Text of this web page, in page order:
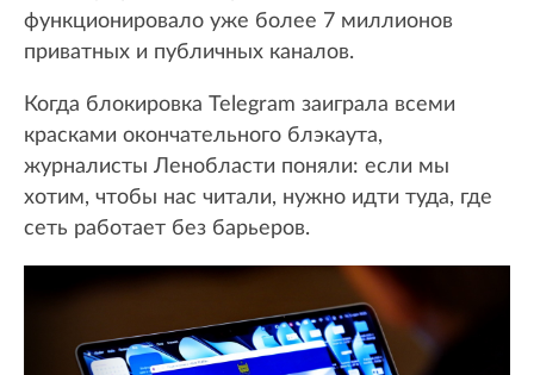
функционировало уже более 7 миллионов
приватных и публичных каналов.
Когда блокировка Telegram заиграла всеми
красками окончательного блэкаута,
журналисты Ленобласти поняли: если мы
хотим, чтобы нас читали, нужно идти туда, где
сеть работает без барьеров.